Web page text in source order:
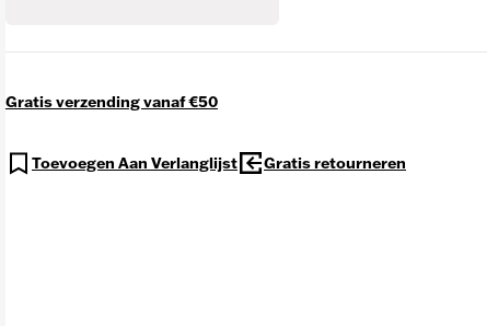
Gratis verzending vanaf €50
Toevoegen Aan Verlanglijst Gratis retourneren